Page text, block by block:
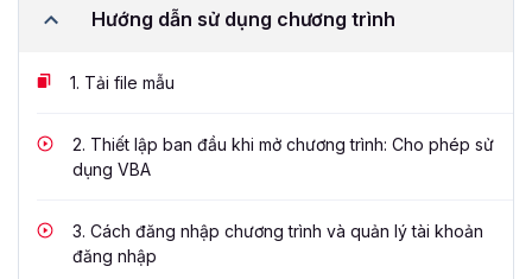
Hướng dẫn sử dụng chương trình
1. Tải file mẫu
2. Thiết lập ban đầu khi mở chương trình: Cho phép sử
dụng VBA
3. Cách đăng nhập chương trình và quản lý tài khoản
đăng nhập